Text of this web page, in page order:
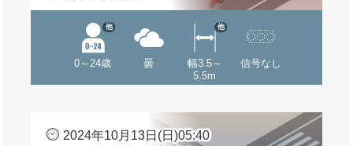
0～24歳
他
曇
幅3.5～
5.5m
他
信号なし
2024年10月13日(日)05:40